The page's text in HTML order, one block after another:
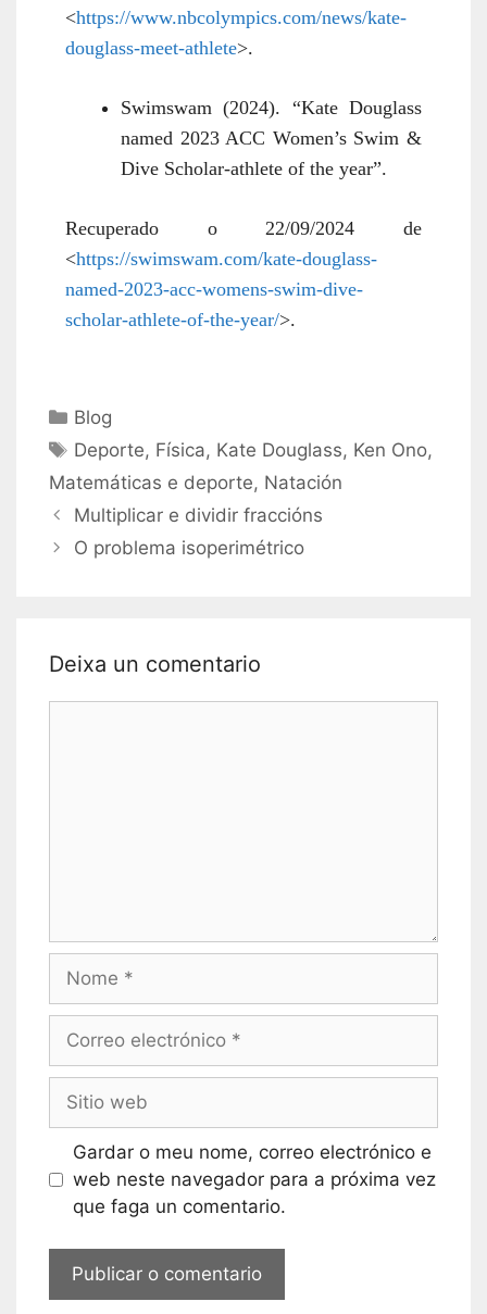
<https://www.nbcolympics.com/news/kate-
douglass-meet-athlete>.
Swimswam (2024). “Kate Douglass
named 2023 ACC Women’s Swim &
Dive Scholar-athlete of the year”.
Recuperado o 22/09/2024 de
<https://swimswam.com/kate-douglass-
named-2023-acc-womens-swim-dive-
scholar-athlete-of-the-year/>.
Categorías
Blog
Etiquetas
Deporte, Física, Kate Douglass, Ken Ono,
Matemáticas e deporte, Natación
Multiplicar e dividir fraccións
O problema isoperimétrico
Deixa un comentario
Nome
Correo
Sitio
web
Gardar o meu nome, correo electrónico e
web neste navegador para a próxima vez
que faga un comentario.